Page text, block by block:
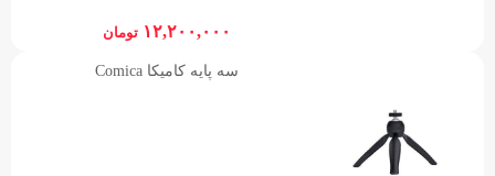
۱۲,۲۰۰,۰۰۰ تومان
سه پایه کامیکا Comica